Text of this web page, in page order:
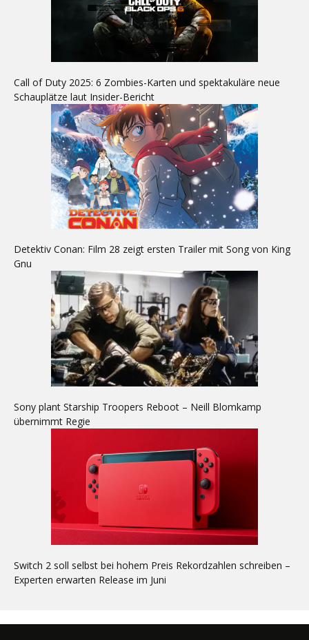
Call of Duty 2025: 6 Zombies-Karten und spektakuläre neue
Schauplätze laut Insider-Bericht
Detektiv Conan: Film 28 zeigt ersten Trailer mit Song von King
Gnu
Sony plant Starship Troopers Reboot – Neill Blomkamp
übernimmt Regie
Switch 2 soll selbst bei hohem Preis Rekordzahlen schreiben –
Experten erwarten Release im Juni